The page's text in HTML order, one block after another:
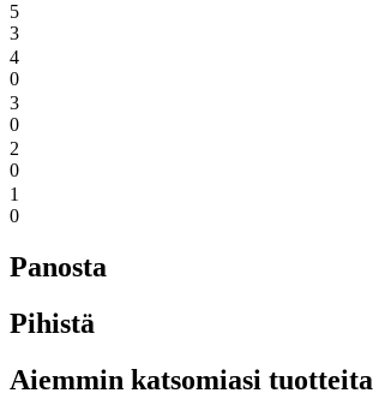
5
3
4
0
3
0
2
0
1
0
Panosta
Pihistä
Aiemmin katsomiasi tuotteita